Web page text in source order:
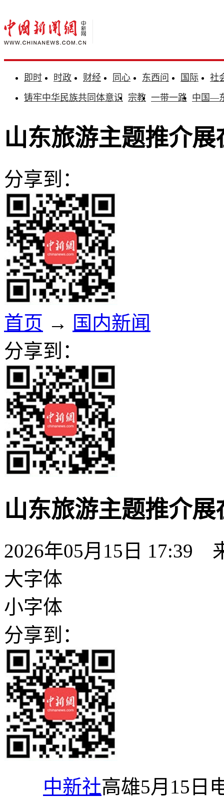
即时 时政 财经 同心 东西问 国际
社
铸牢中华民族共同体意识 宗教 一带一路 中国—
山东旅游主题推介
分享到：
首页 → 国内新闻
分享到：
山东旅游主题推介
2026年05月15日 17:39
大字体
小字体
分享到：
中新社高雄5月15日